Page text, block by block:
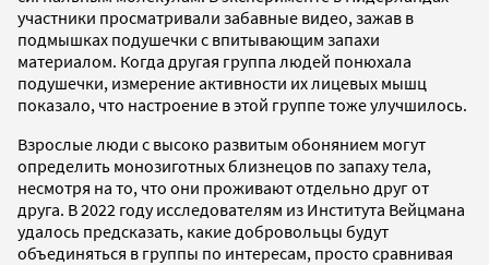
участники просматривали забавные видео, зажав в
подмышках подушечки с впитывающим запахи
материалом. Когда другая группа людей понюхала
подушечки, измерение активности их лицевых мышц
показало, что настроение в этой группе тоже улучшилось.
Взрослые люди с высоко развитым обонянием могут
определить монозиготных близнецов по запаху тела,
несмотря на то, что они проживают отдельно друг от
друга. В 2022 году исследователям из Института Вейцмана
удалось предсказать, какие добровольцы будут
объединяться в группы по интересам, просто сравнивая